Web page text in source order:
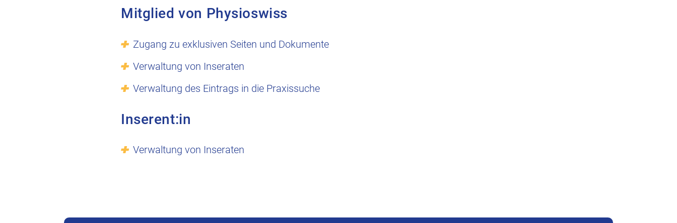
Mitglied von Physioswiss
Zugang zu exklusiven Seiten und Dokumente
Verwaltung von Inseraten
Verwaltung des Eintrags in die Praxissuche
Inserent:in
Verwaltung von Inseraten